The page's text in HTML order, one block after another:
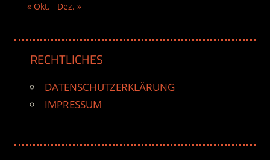
« Okt.
Dez. »
RECHTLICHES
DATENSCHUTZERKLÄRUNG
IMPRESSUM